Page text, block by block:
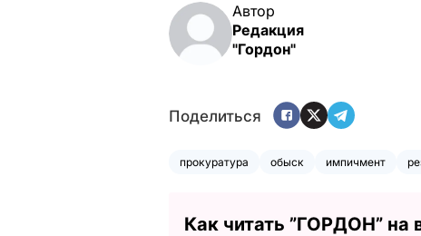
Автор
Редакция
"Гордон"
Поделиться
прокуратура обыск импичмент
Как читать ”ГОРДОН” на